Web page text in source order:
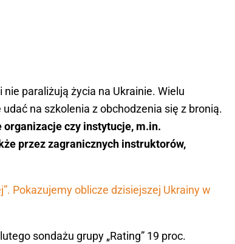
paraliżują życia na Ukrainie. Wielu
na szkolenia z obchodzenia się z bronią.
czy instytucje, m.in.
przez zagranicznych instruktorów,
Pokazujemy oblicze dzisiejszej Ukrainy w
sondażu grupy „Rating” 19 proc.